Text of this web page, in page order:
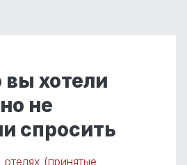
вы хотели
не
спросить
(принятые